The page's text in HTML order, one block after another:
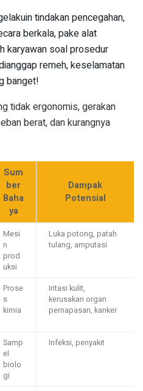
tindakan pencegahan,
berkala, pake alat
karyawan soal prosedur
remeh, keselamatan
banget!
tidak ergonomis, gerakan
berat, dan kurangnya
Sum
ber
Baha
ya
Dampak
Potensial
Mesi
n
prod
uksi
Luka potong, patah
tulang, amputasi
Prose
s
kimia
Iritasi kulit,
kerusakan organ
pernapasan, kanker
Samp
el
biolo
gi
Infeksi, penyakit